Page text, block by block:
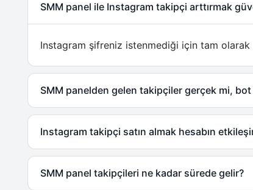
SMM panel ile Instagram takipçi arttırmak
Instagram şifreniz istenmediği için tam olarak
SMM panelden gelen takipçiler gerçek mi, bot
Instagram takipçi satın almak hesabın
SMM panel takipçileri ne kadar sürede gelir?